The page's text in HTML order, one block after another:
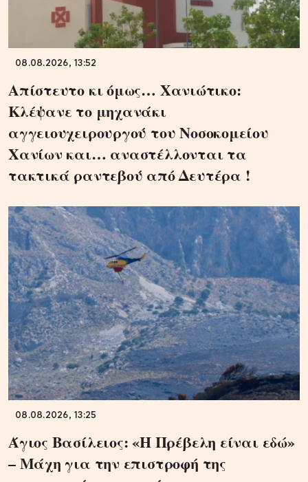
08.08.2026, 13:52
Απίστευτο κι όμως… Χανιώτικο:
Κλέψανε το μηχανάκι
αγγειουχειρουργού του Νοσοκομείου
Χανίων και… αναστέλλονται τα
τακτικά ραντεβού από Δευτέρα !
08.08.2026, 13:25
Άγιος Βασίλειος: «Η Πρέβελη είναι εδώ»
– Μάχη για την επιστροφή της